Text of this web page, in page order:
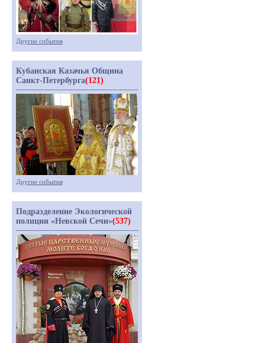
Другие события
Кубанская Казачья Община
Санкт-Петербурга(121)
Другие события
Подразделение Экологической
полиции «Невской Сечи»(537)